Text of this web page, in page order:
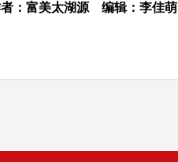
：富美太湖源 编辑：李佳萌